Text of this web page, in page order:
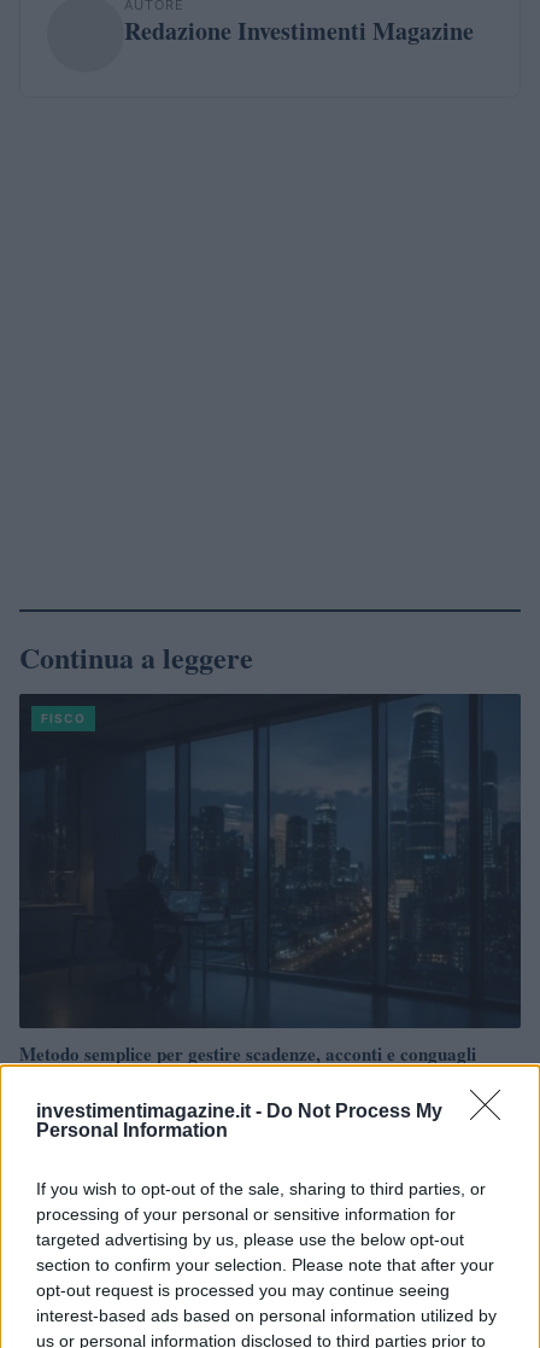
investimentimagazine.it - Do Not Process My
Personal Information
If you wish to opt-out of the sale, sharing to third parties, or
processing of your personal or sensitive information for
targeted advertising by us, please use the below opt-out
section to confirm your selection. Please note that after your
opt-out request is processed you may continue seeing
interest-based ads based on personal information utilized by
us or personal information disclosed to third parties prior to
AUTORE
Redazione Investimenti Magazine
Continua a leggere
FISCO
Metodo semplice per gestire scadenze, acconti e conguagli
FISCO